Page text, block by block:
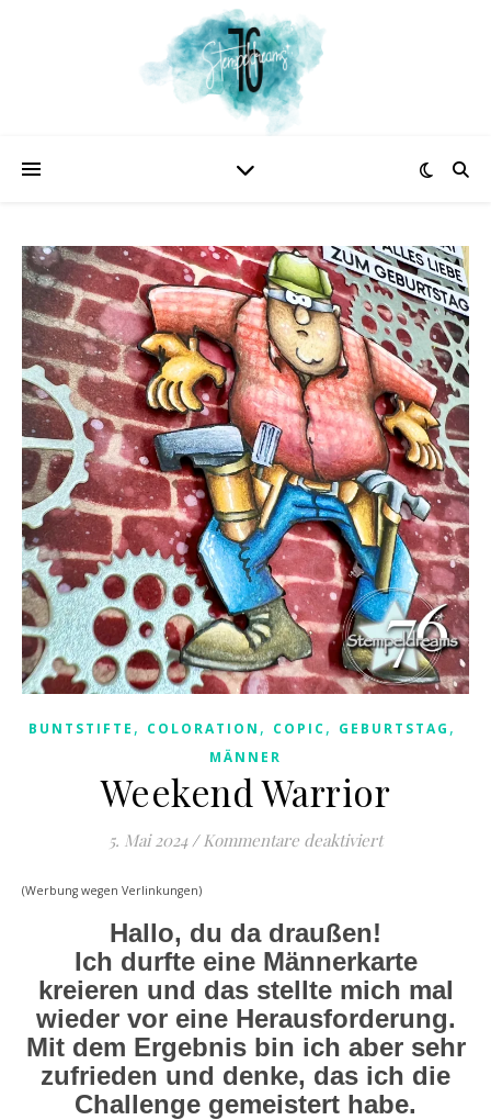
BUNTSTIFTE , COLORATION , COPIC, GEBURTSTAG ,
MÄNNER
Weekend Warrior
5. Mai 2024 / Kommentare deaktiviertfür Weekend
(Werbung wegen Verlinkungen)
Hallo, du da draußen!
Ich durfte eine Männerkarte
kreieren und das stellte mich mal
wieder vor eine Herausforderung.
Mit dem Ergebnis bin ich aber sehr
zufrieden und denke, das ich die
Challenge gemeistert habe.